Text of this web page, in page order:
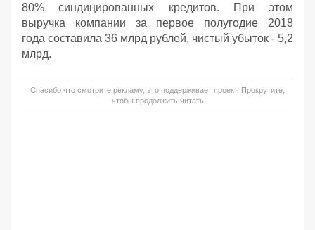
80% синдицированных кредитов. При этом
выручка компании за первое полугодие 2018
года составила 36 млрд рублей, чистый убыток - 5,2
млрд.
Спасибо что смотрите рекламу, это поддерживает проект. Прокрутите,
чтобы продолжить читать